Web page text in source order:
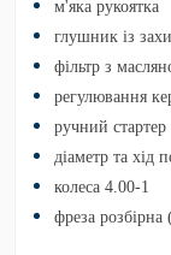
м'яка рукоятка
глушник із
фільтр з
регулювання
ручний стартер
діаметр та хід
колеса 4.00-1
фреза розбірна